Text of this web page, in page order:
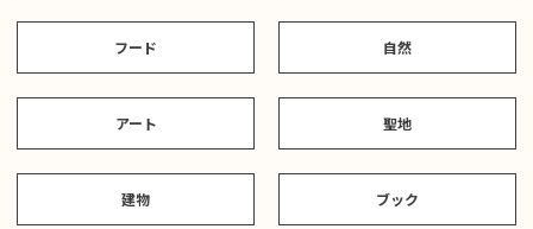
フード 自然
アート 聖地
建物 ブック